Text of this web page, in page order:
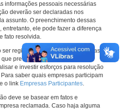
informações pessoais necessárias
deverão ser declaradas nos
assunto. O preenchimento dessas
ele pode fazer a diferença
fato resolvida.
registradas em face de empresas
previamente assumiram
e investir esforços para resolução
saber quais empresas participam
o link Empresas Participantes.
deve se basear em fatos e
reclamada. Caso haja alguma